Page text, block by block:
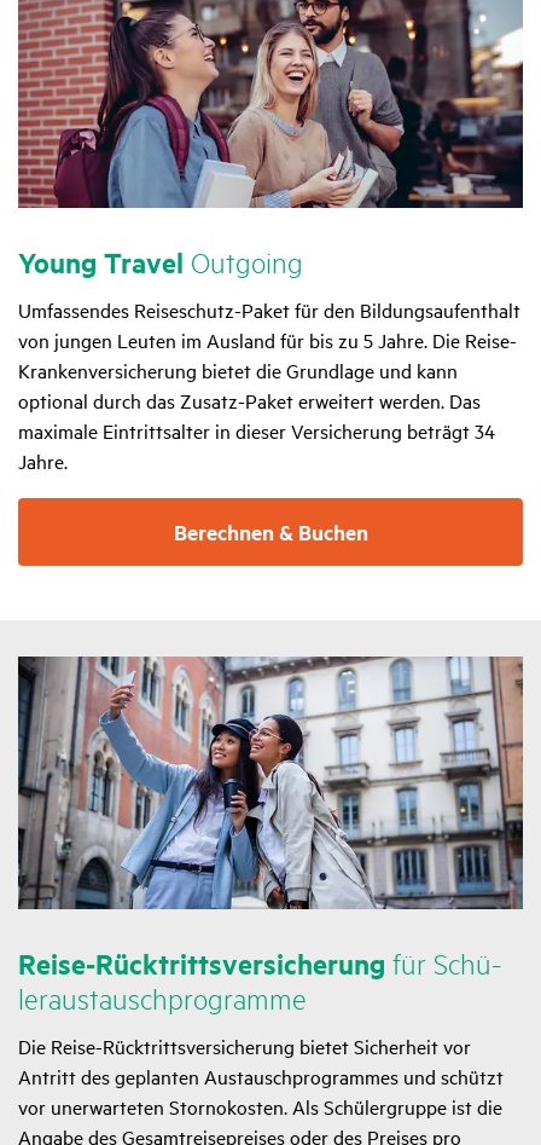
Young Travel Outgoing
Umfassendes Reiseschutz-Paket für den Bildungsaufenthalt
von jungen Leuten im Ausland für bis zu 5 Jahre. Die Reise-
Krankenversicherung bietet die Grundlage und kann
optional durch das Zusatz-Paket erweitert werden. Das
maximale Eintrittsalter in dieser Versicherung beträgt 34
Jahre.
Berechnen & Buchen
Reise-Rück­tritts­ver­si­che­rung für Schü­
ler­aus­tausch­pro­gramme
Die Reise-Rücktrittsversicherung bietet Sicherheit vor
Antritt des geplanten Austauschprogrammes und schützt
vor unerwarteten Stornokosten. Als Schülergruppe ist die
Angabe des Gesamtreisepreises oder des Preises pro